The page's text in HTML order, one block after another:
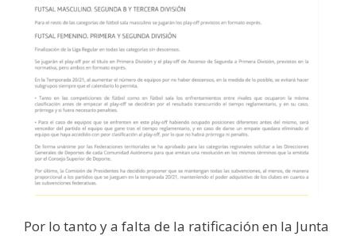
Por lo tanto y a falta de la ratificación en la Junta